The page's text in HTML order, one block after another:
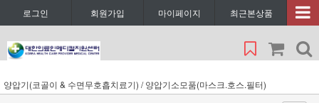
로그인 회원가입 마이페이지 최근본상품
양압기(코골이 & 수면무호흡치료기) / 양압기소모품(마스크.호스.필터)